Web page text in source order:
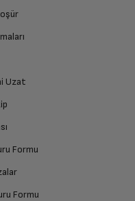
Uzat
Formu
Formu